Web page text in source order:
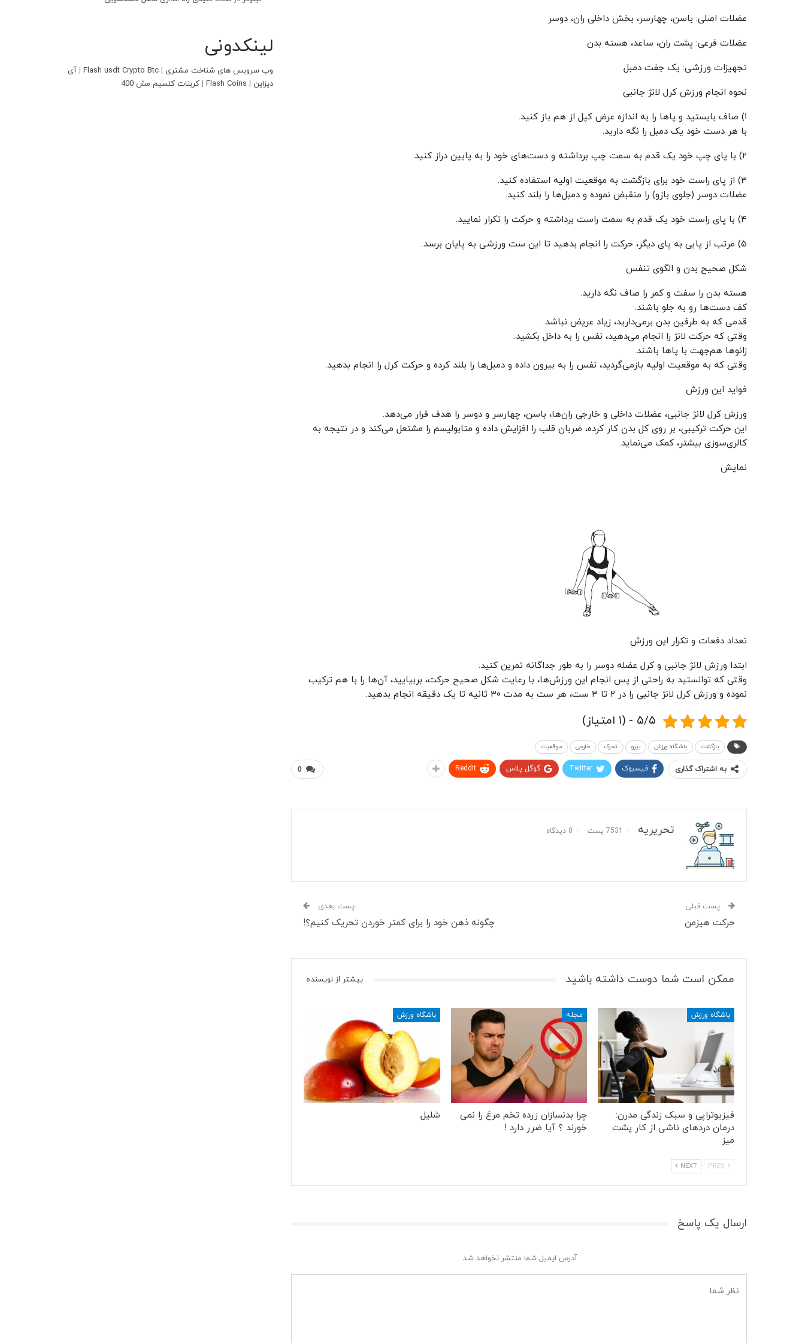
عضلات اصلی: باسن، چهارسر، بخش داخلی ران، دوسر
عضلات فرعی: پشت ران، ساعد، هسته بدن
تجهیزات ورزشی: یک جفت دمبل
نحوه انجام ورزش کرل لانژ جانبی
۱) صاف بایستید و پا‌ها را به اندازه عرض کپل از هم باز کنید.
با هر دست خود یک دمبل را نگه دارید.
۲) با پای چپ خود یک قدم به سمت چپ برداشته و دست‌های خود را به پایین دراز کنید.
۳) از پای راست خود برای بازگشت به موقعیت اولیه استفاده کنید.
عضلات دو‌سر (جلوی بازو) را منقبض نموده و دمبل‌ها را بلند کنید.
۴) با پای راست خود یک قدم به سمت راست برداشته و حرکت را تکرار نمایید.
۵) مرتب از پایی به پای دیگر، حرکت را انجام بدهید تا این ست ورزشی به پایان برسد.
شکل صحیح بدن و الگوی تنفس
هسته بدن را سفت و کمر را صاف نگه دارید.
کف دست‌ها رو به جلو باشند.
قدمی که به طرفین بدن برمی‌دارید، زیاد عریض نباشد.
وقتی که حرکت لانژ را انجام می‌دهید، نفس را به داخل بکشید.
زانو‌ها هم‌جهت با پا‌ها باشند.
وقتی که به موقعیت اولیه بازمی‌گردید، نفس را به بیرون داده و دمبل‌ها را بلند کرده و حرکت کرل را انجام بدهید.
فواید این ورزش
ورزش کرل لانژ جانبی، عضلات داخلی و خارجی ران‌ها، باسن، چهارسر و دوسر را هدف قرار می‌دهد.
این حرکت ترکیبی، بر روی کل بدن کار کرده، ضربان قلب را افزایش داده و متابولیسم را مشتعل می‌کند و در نتیجه به
کالری‌سوزی بیشتر، کمک می‌نماید.
نمایش
تعداد دفعات و تکرار این ورزش
ابتدا ورزش لانژ جانبی و کرل عضله دوسر را به طور جداگانه تمرین کنید.
وقتی که توانستید به راحتی از پس انجام این ورزش‌ها، با رعایت شکل صحیح حرکت، بربیایید، آن‌ها را با هم ترکیب
نموده و ورزش کرل لانژ جانبی را در ۲ تا ۳ ست، هر ست به مدت ۳۰ ثانیه تا یک دقیقه انجام بدهید.
۵/۵ - (۱ امتیاز)
بازگشت باشگاه ورزش بیرو تحرک خارجی موقعیت
0 به اشتراک گذاری فیسبوک Twitter گوگل پلاس ReddIt
تحریریه 7531 پست 0 دیدگاه
پست قبلی
حرکت هیزمن
پست بعدی
چگونه ذهن خود را برای کمتر خوردن تحریک کنیم؟!
ممکن است شما دوست داشته باشید بیشتر از نویسنده
باشگاه ورزش
فیزیوتراپی و سبک زندگی مدرن:
درمان دردهای ناشی از کار پشت
میز
مجله
چرا بدنسازان زرده تخم مرغ را نمی
خورند ؟ آیا ضرر دارد !
باشگاه ورزش
شلیل
NEXT
ارسال یک پاسخ
آدرس ایمیل شما منتشر نخواهد شد.
لینکدونی
وب سرویس های شناخت مشتری |
Flash usdt Crypto Btc
| آی
دیزاین|
Flash Coins
| کربنات کلسیم مش 400